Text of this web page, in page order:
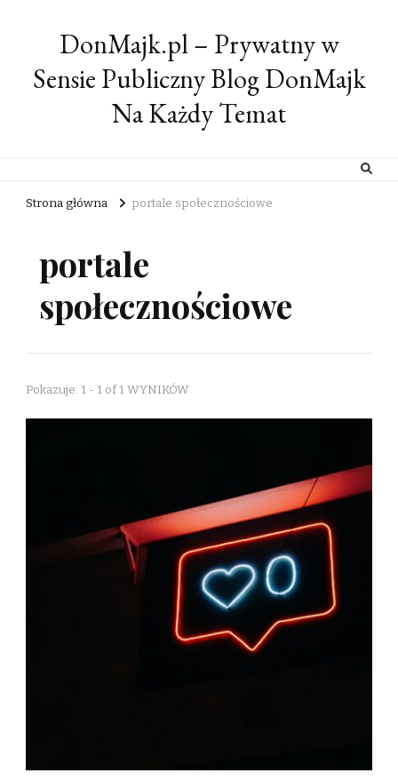
DonMajk.pl – Prywatny w
Sensie Publiczny Blog DonMajk
Na Każdy Temat
Strona główna portale społecznościowe
portale
społecznościowe
Pokazuje: 1 - 1 of 1 WYNIKÓW